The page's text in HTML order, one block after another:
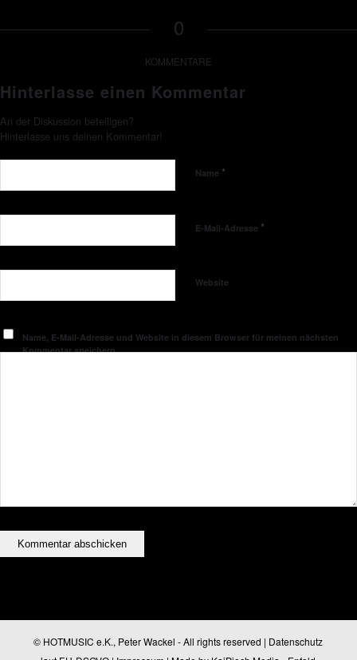
0
KOMMENTARE
Hinterlasse einen Kommentar
An der Diskussion beteiligen?
Hinterlasse uns deinen Kommentar!
Name *
E-Mail-Adresse *
Website
Name, E-Mail-Adresse und Website in diesem Browser für meinen nächsten
Kommentar speichern.
© HOTMUSIC e.K., Peter Wackel - All rights reserved | Datenschutz